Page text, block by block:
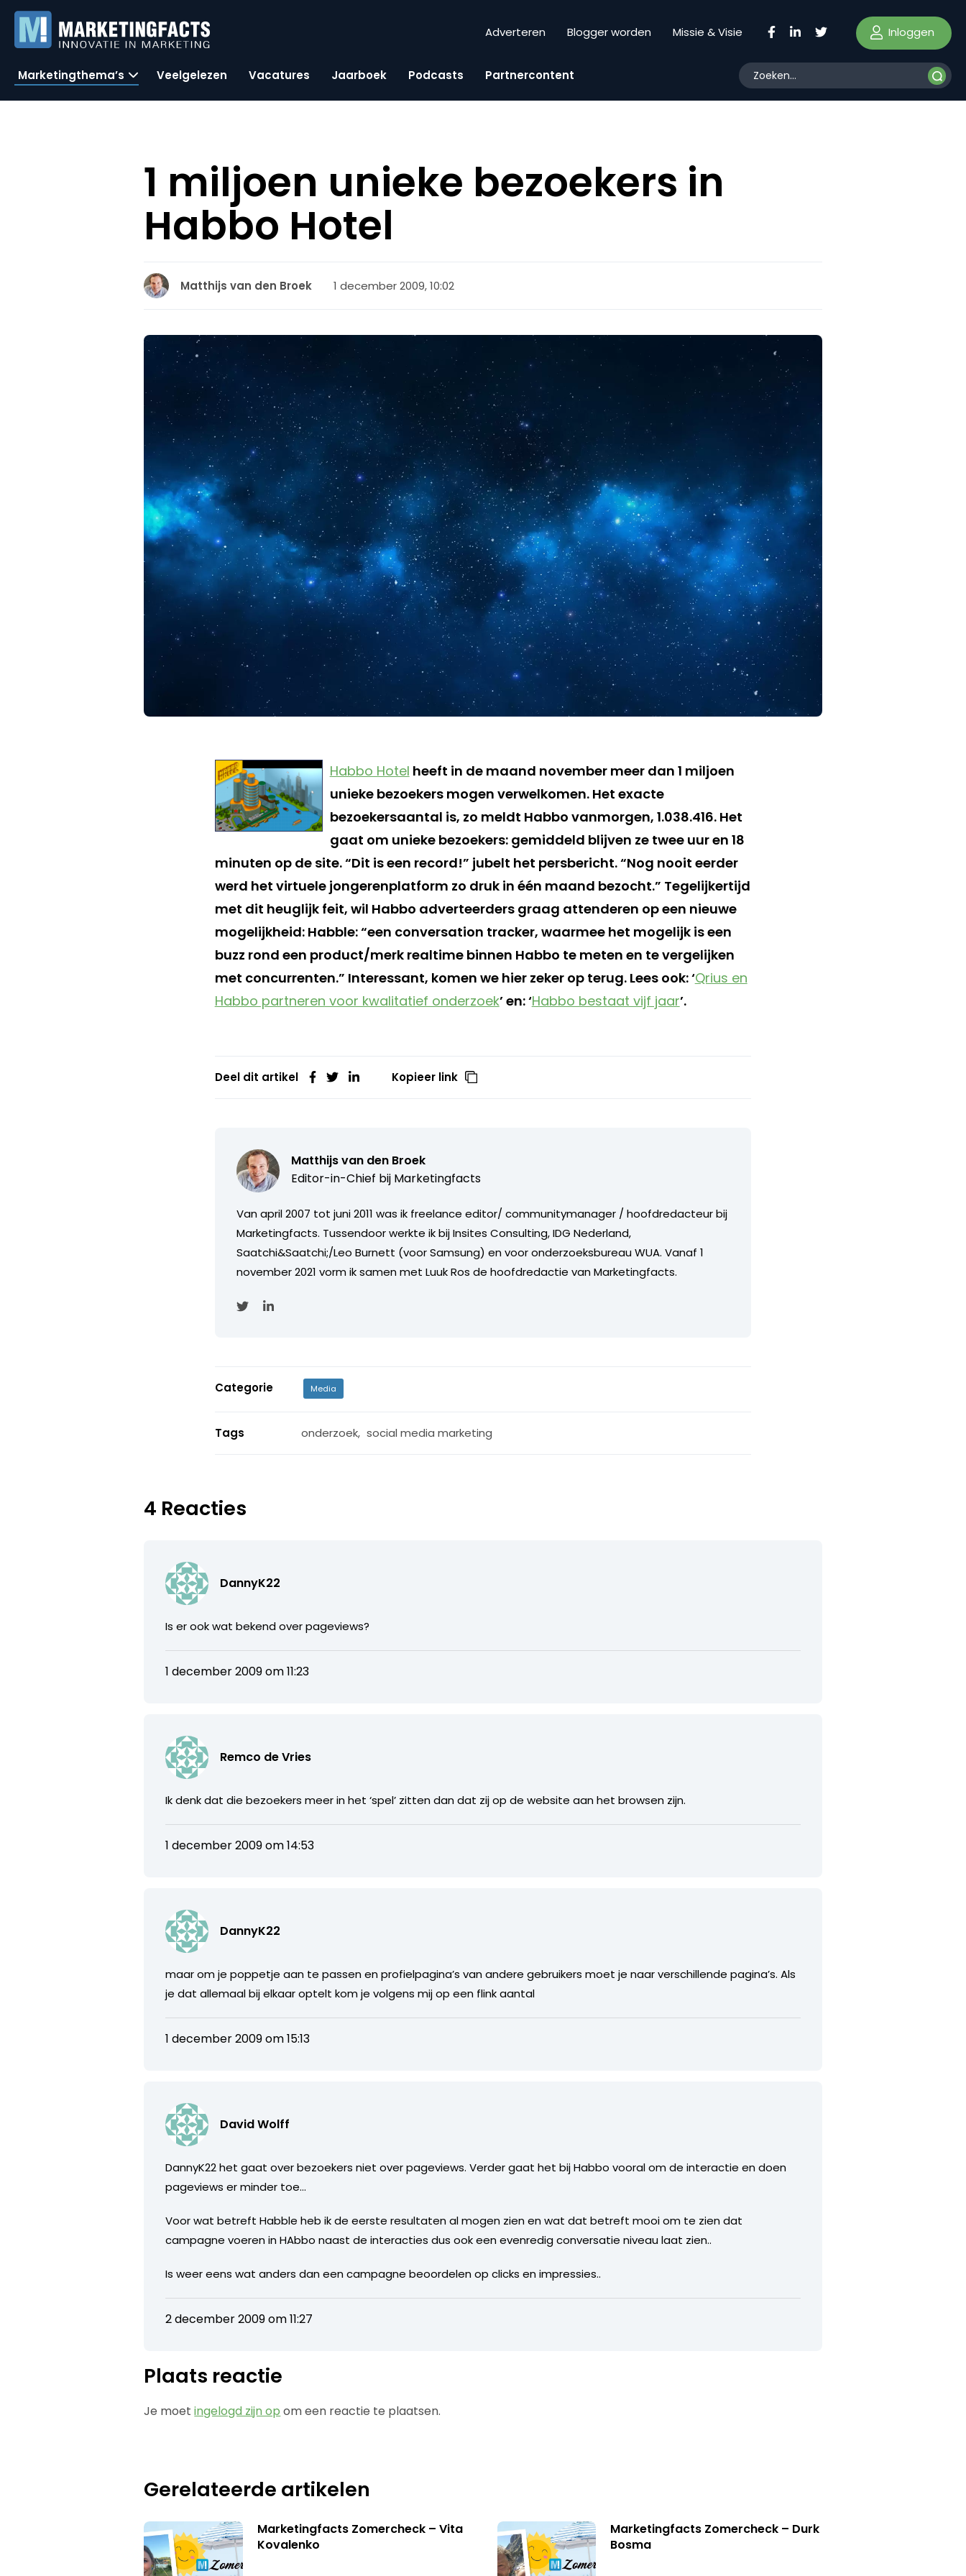
Adverteren Blogger worden Missie & Visie Inloggen
Marketingthema’s Veelgelezen Vacatures Jaarboek Podcasts Partnercontent
1 miljoen unieke bezoekers in
Habbo Hotel
Matthijs van den Broek 1 december 2009, 10:02
Habbo Hotel heeft in de maand november meer dan 1 miljoen
unieke bezoekers mogen verwelkomen. Het exacte
bezoekersaantal is, zo meldt Habbo vanmorgen, 1.038.416. Het
gaat om unieke bezoekers: gemiddeld blijven ze twee uur en 18
minuten op de site. “Dit is een record!” jubelt het persbericht. “Nog nooit eerder
werd het virtuele jongerenplatform zo druk in één maand bezocht.” Tegelijkertijd
met dit heuglijk feit, wil Habbo adverteerders graag attenderen op een nieuwe
mogelijkheid: Habble: “een conversation tracker, waarmee het mogelijk is een
buzz rond een product/merk realtime binnen Habbo te meten en te vergelijken
met concurrenten.” Interessant, komen we hier zeker op terug. Lees ook: ‘Qrius en
Habbo partneren voor kwalitatief onderzoek’ en: ‘Habbo bestaat vijf jaar’.
Deel dit artikel Kopieer link
Matthijs van den Broek
Editor-in-Chief bij Marketingfacts
Van april 2007 tot juni 2011 was ik freelance editor/ communitymanager / hoofdredacteur bij
Marketingfacts. Tussendoor werkte ik bij Insites Consulting, IDG Nederland,
Saatchi&Saatchi;/Leo Burnett (voor Samsung) en voor onderzoeksbureau WUA. Vanaf 1
november 2021 vorm ik samen met Luuk Ros de hoofdredactie van Marketingfacts.
Categorie Media
Tags onderzoek, social media marketing
4 Reacties
DannyK22
Is er ook wat bekend over pageviews?
1 december 2009 om 11:23
Remco de Vries
Ik denk dat die bezoekers meer in het ‘spel’ zitten dan dat zij op de website aan het browsen zijn.
1 december 2009 om 14:53
DannyK22
maar om je poppetje aan te passen en profielpagina’s van andere gebruikers moet je naar verschillende pagina’s. Als
je dat allemaal bij elkaar optelt kom je volgens mij op een flink aantal
1 december 2009 om 15:13
David Wolff
DannyK22 het gaat over bezoekers niet over pageviews. Verder gaat het bij Habbo vooral om de interactie en doen
pageviews er minder toe…
Voor wat betreft Habble heb ik de eerste resultaten al mogen zien en wat dat betreft mooi om te zien dat
campagne voeren in HAbbo naast de interacties dus ook een evenredig conversatie niveau laat zien..
Is weer eens wat anders dan een campagne beoordelen op clicks en impressies..
2 december 2009 om 11:27
Plaats reactie
Je moetingelogd zijn op om een reactie te plaatsen.
Gerelateerde artikelen
Marketingfacts Zomercheck – Vita
Kovalenko
Marketingfacts Zomercheck – Durk
Bosma